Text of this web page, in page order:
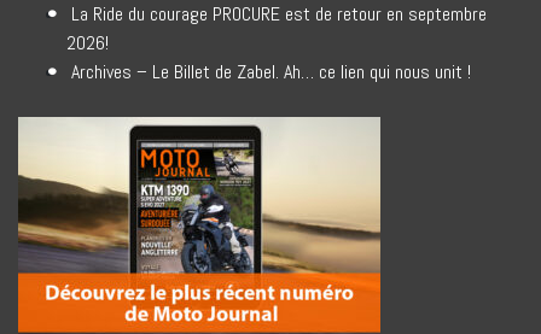
La Ride du courage PROCURE est de retour en septembre
2026!
Archives – Le Billet de Zabel. Ah… ce lien qui nous unit !